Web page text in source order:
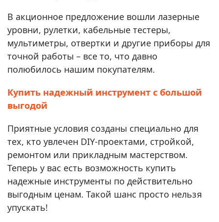
В акционное предложение вошли лазерные
уровни, рулетки, кабельные тестеры,
мультиметры, отвертки и другие приборы для
точной работы – все то, что давно
полюбилось нашим покупателям.
Купить надежный инструмент с большой
выгодой
Приятные условия созданы специально для
тех, кто увлечен DIY-проектами, стройкой,
ремонтом или прикладным мастерством.
Теперь у вас есть возможность купить
надежные инструменты по действительно
выгодным ценам. Такой шанс просто нельзя
упускать!